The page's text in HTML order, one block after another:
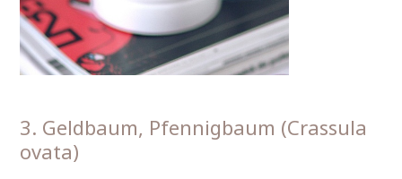
3. Geldbaum, Pfennigbaum (Crassula
ovata)